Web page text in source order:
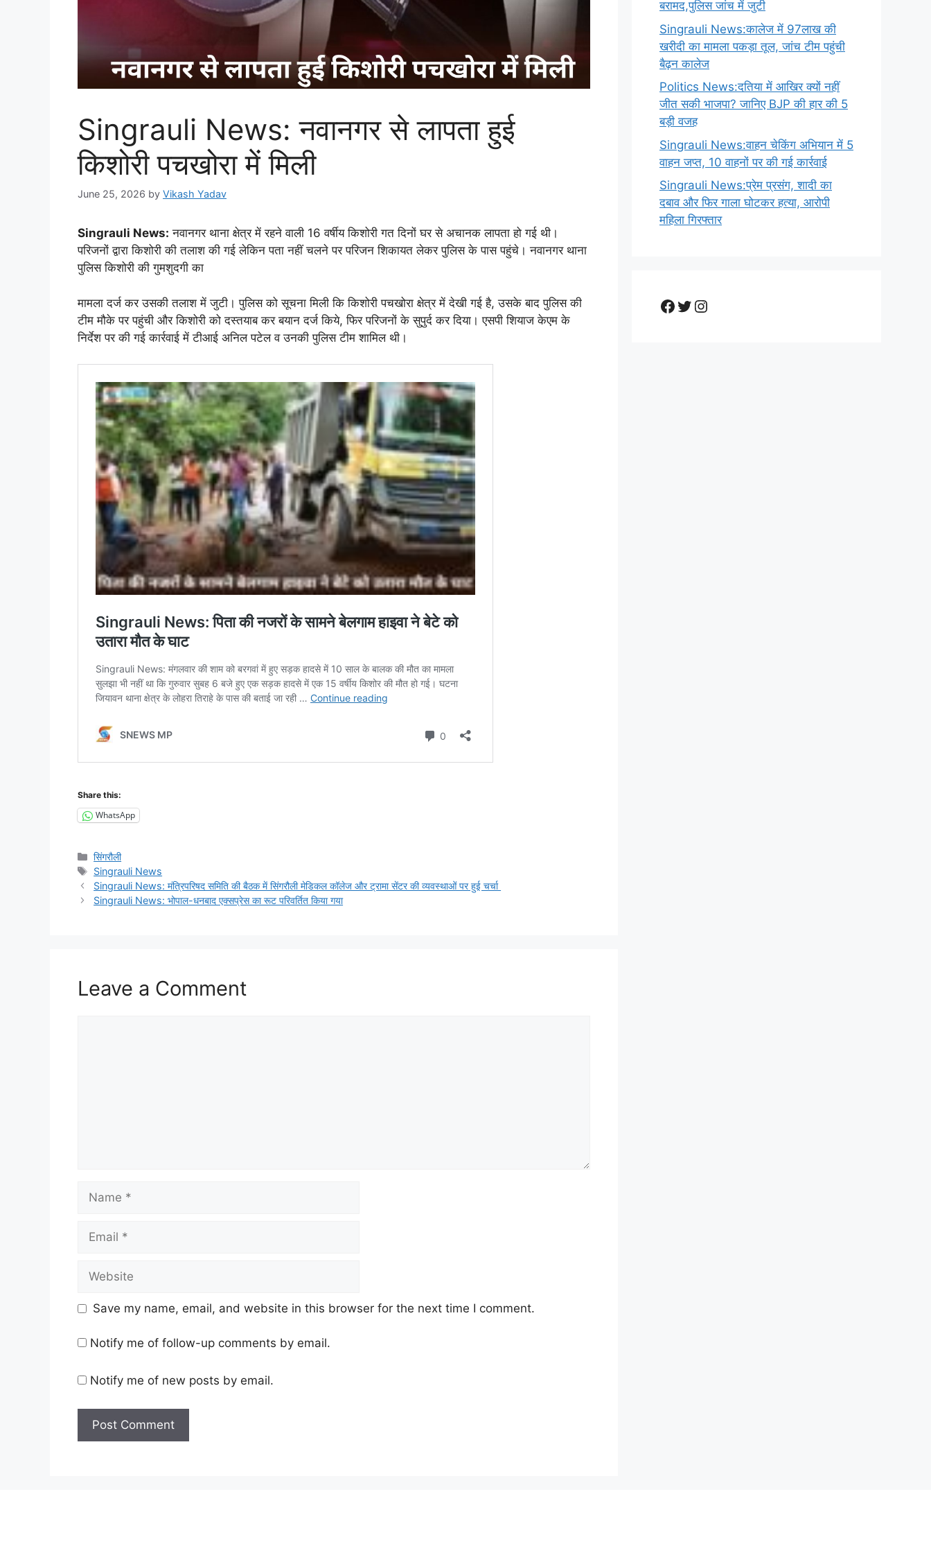
Singrauli News: नवानगर से लापता हुई
किशोरी पचखोरा में मिली
June 25, 2026 by Vikash Yadav
Singrauli News: नवानगर थाना क्षेत्र में रहने वाली 16 वर्षीय किशोरी गत दिनों घर से अचानक लापता हो गई थी।
परिजनों द्वारा किशोरी की तलाश की गई लेकिन पता नहीं चलने पर परिजन शिकायत लेकर पुलिस के पास पहुंचे। नवानगर थाना
पुलिस किशोरी की गुमशुदगी का
मामला दर्ज कर उसकी तलाश में जुटी। पुलिस को सूचना मिली कि किशोरी पचखोरा क्षेत्र में देखी गई है, उसके बाद पुलिस की
टीम मौके पर पहुंची और किशोरी को दस्तयाब कर बयान दर्ज किये, फिर परिजनों के सुपुर्द कर दिया। एसपी शियाज केएम के
निर्देश पर की गई कार्रवाई में टीआई अनिल पटेल व उनकी पुलिस टीम शामिल थी।
Share this:
WhatsApp
Categories
सिंगरौली
Tags
Singrauli News
Singrauli News: मंत्रिपरिषद समिति की बैठक में सिंगरौली मेडिकल कॉलेज और ट्रामा सेंटर की व्यवस्थाओं पर हुई चर्चा
Singrauli News: भोपाल-धनबाद एक्सप्रेस का रूट परिवर्तित किया गया
Leave a Comment
Save my name, email, and website in this browser for the next time I comment.
Notify me of follow-up comments by email.
Notify me of new posts by email.
बरामद,पुलिस जांच में जुटी
Singrauli News:कालेज में 97लाख की
खरीदी का मामला पकड़ा तूल, जांच टीम पहुंची
बैढ़न कालेज
Politics News:दतिया में आखिर क्यों नहीं
जीत सकी भाजपा? जानिए BJP की हार की 5
बड़ी वजह
Singrauli News:वाहन चेकिंग अभियान में 5
वाहन जप्त, 10 वाहनों पर की गई कार्रवाई
Singrauli News:प्रेम प्रसंग, शादी का
दबाव और फिर गाला घोटकर हत्या, आरोपी
महिला गिरफ्तार
Facebook
Twitter
Instagram